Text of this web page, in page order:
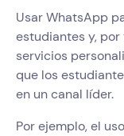
Usar WhatsApp
estudiantes y,
servicios
que los
en un canal líder.
Por ejemplo, el